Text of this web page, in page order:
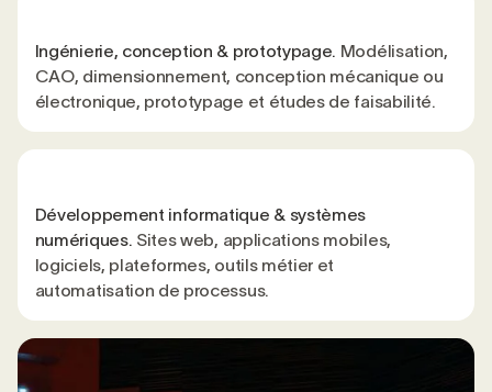
Ingénierie, conception & prototypage. Modélisation,
CAO, dimensionnement, conception mécanique ou
électronique, prototypage et études de faisabilité.
Développement informatique & systèmes
numériques. Sites web, applications mobiles,
logiciels, plateformes, outils métier et
automatisation de processus.